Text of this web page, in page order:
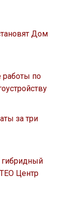
Дом
работы по
за три
гибридный
Центр